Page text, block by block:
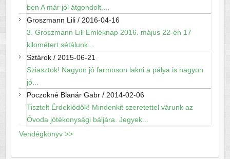
ben A már jól átgondolt,...
Groszmann Lili/ 2016-04-16
3. Groszmann Lili Emléknap 2016. május 22-én 17
kilométert sétálunk...
Sztárok/ 2015-06-21
Sziasztok! Nagyon jó farmoson lakni a pálya is nagyon
jó...
Poczokné Blanár Gabr/ 2014-02-06
Tisztelt Érdeklődők! Mindenkit szeretettel várunk az
Óvoda jótékonysági báljára. Jegyek...
Vendégkönyv >>